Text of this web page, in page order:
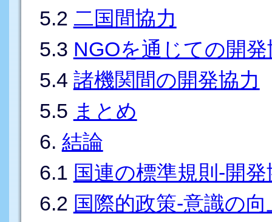
5.2 二国間協力
5.3 NGOを通じての開発
5.4 諸機関間の開発協力
5.5 まとめ
6. 結論
6.1 国連の標準規則-開
6.2 国際的政策-意識の向